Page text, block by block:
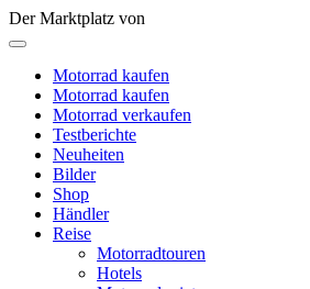
Der Marktplatz von
Motorrad kaufen
Motorrad kaufen
Motorrad verkaufen
Testberichte
Neuheiten
Bilder
Shop
Händler
Reise
Motorradtouren
Hotels